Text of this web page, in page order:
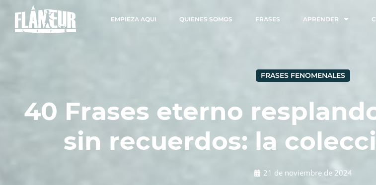
EMPIEZA AQUI QUIENES SOMOS FRASES APRENDER
FRASES FENOMENALES
40 Frases eterno
sin recuerdos: la
21 de noviembre de 2024